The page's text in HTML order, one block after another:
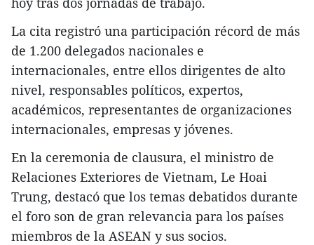
La cita registró una participación récord de más
de 1.200 delegados nacionales e
internacionales, entre ellos dirigentes de alto
nivel, responsables políticos, expertos,
académicos, representantes de organizaciones
internacionales, empresas y jóvenes.
En la ceremonia de clausura, el ministro de
Relaciones Exteriores de Vietnam, Le Hoai
Trung, destacó que los temas debatidos durante
el foro son de gran relevancia para los países
miembros de la ASEAN y sus socios.